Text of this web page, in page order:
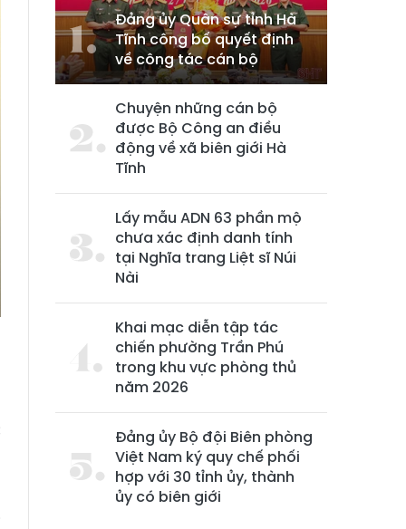
Đảng ủy Quân sự tỉnh Hà
Tĩnh công bố quyết định
về công tác cán bộ
Chuyện những cán bộ
được Bộ Công an điều
động về xã biên giới Hà
Tĩnh
Lấy mẫu ADN 63 phần mộ
chưa xác định danh tính
tại Nghĩa trang Liệt sĩ Núi
Nài
Khai mạc diễn tập tác
chiến phường Trần Phú
trong khu vực phòng thủ
năm 2026
Đảng ủy Bộ đội Biên phòng
Việt Nam ký quy chế phối
hợp với 30 tỉnh ủy, thành
ủy có biên giới